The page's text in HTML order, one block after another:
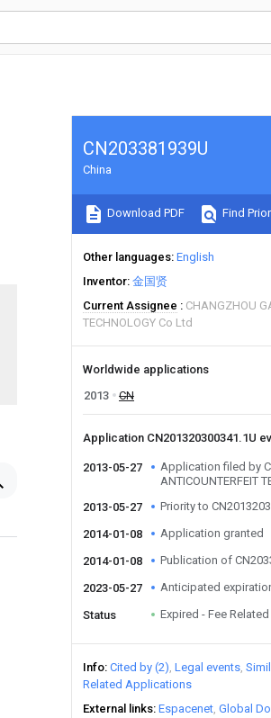
CN203381939U
China
Download PDF Find
Other languages English
Inventor 金国贤
Current Assignee
CHANGZHOU
TECHNOLOGY Co Ltd
Worldwide applications
2013
CN
Application CN201320300341.1U
2013-05-27
Application filed by
ANTICOUNTERFEIT
2013-05-27
Priority to
2014-01-08 Application granted
2014-01-08 Publication of
2023-05-27 Anticipated
Status Expired - Fee Related
Info Cited by (2) Legal events
Related Applications
External links Espacenet Global